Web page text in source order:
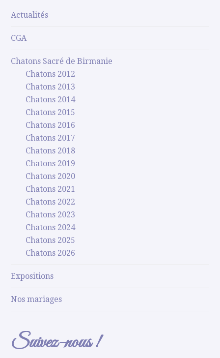
Actualités
CGA
Chatons Sacré de Birmanie
Chatons 2012
Chatons 2013
Chatons 2014
Chatons 2015
Chatons 2016
Chatons 2017
Chatons 2018
Chatons 2019
Chatons 2020
Chatons 2021
Chatons 2022
Chatons 2023
Chatons 2024
Chatons 2025
Chatons 2026
Expositions
Nos mariages
Suivez-nous !